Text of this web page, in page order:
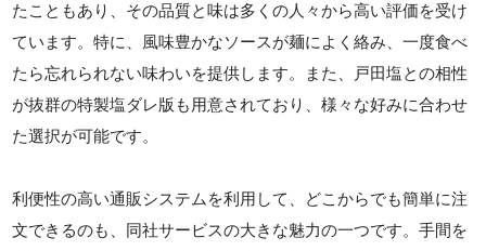
たこともあり、その品質と味は多くの人々から高い評価を受け
ています。特に、風味豊かなソースが麺によく絡み、一度食べ
たら忘れられない味わいを提供します。また、戸田塩との相性
が抜群の特製塩ダレ版も用意されており、様々な好みに合わせ
た選択が可能です。
利便性の高い通販システムを利用して、どこからでも簡単に注
文できるのも、同社サービスの大きな魅力の一つです。手間を